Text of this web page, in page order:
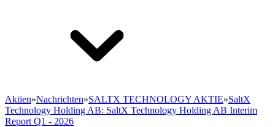
Aktien»Nachrichten»SALTX TECHNOLOGY AKTIE»SaltX
Technology Holding AB: SaltX Technology Holding AB Interim
Report Q1 - 2026